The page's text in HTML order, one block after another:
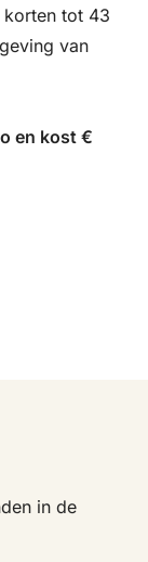
korten tot 43
van
en kost €
in de